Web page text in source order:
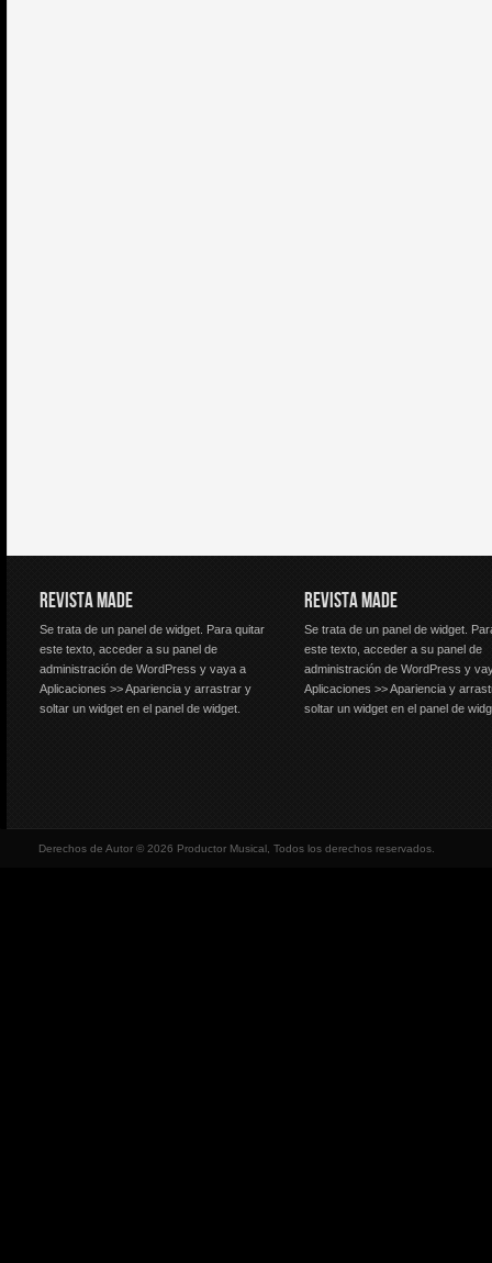
REVISTA MADE
Se trata de un panel de widget. Para quitar
este texto, acceder a su panel de
administración de WordPress y vaya a
Aplicaciones >> Apariencia y arrastrar y
soltar un widget en el panel de widget.
REVISTA MADE
Se trata de un panel de widget.
este texto, acceder a su panel de
administración de WordPress y
Aplicaciones >> Apariencia y
soltar un widget en el panel de
Derechos de Autor © 2026 Productor Musical, Todos los derechos reservados.